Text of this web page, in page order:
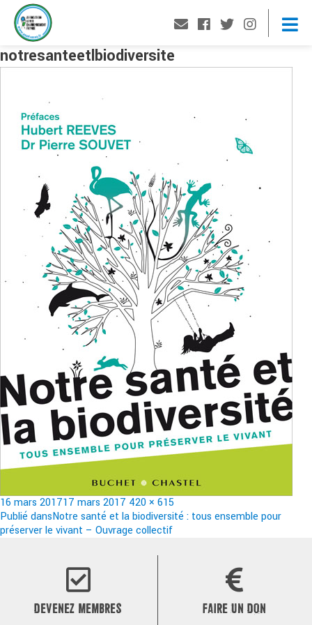
notresanteetlbiodiversite
Publié
le
16 mars 201717 mars 2017 Taille
réelle
420 × 615
Navigation
de
Publié dansNotre santé et la biodiversité : tous ensemble pour
préserver le vivant – Ouvrage collectif
DEVENEZ MEMBRES FAIRE UN DON